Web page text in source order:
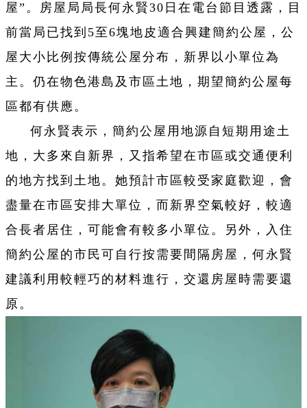
屋”。房屋局局長何永賢30日在電台節目透露，目
前當局已找到5至6塊地皮適合興建簡約公屋，公
屋大小比例按傳統公屋分布，新界以小單位為
主。仍在物色港島及市區土地，期望簡約公屋每
區都有供應。
何永賢表示，簡約公屋用地源自短期用途土
地，大多來自新界，又指希望在市區或交通便利
的地方找到土地。她預計市區較受家庭歡迎，會
盡量在市區安排大單位，而新界空氣較好，較適
合長者居住，可能會有較多小單位。另外，入住
簡約公屋的市民可自行按需要間隔房屋，何永賢
建議利用較輕巧的材料進行，交還房屋時需要還
原。